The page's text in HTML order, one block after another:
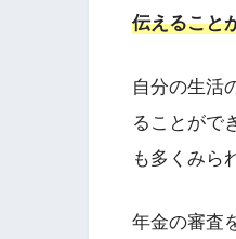
伝えること
自分の生活
ることがで
も多くみら
年金の審査